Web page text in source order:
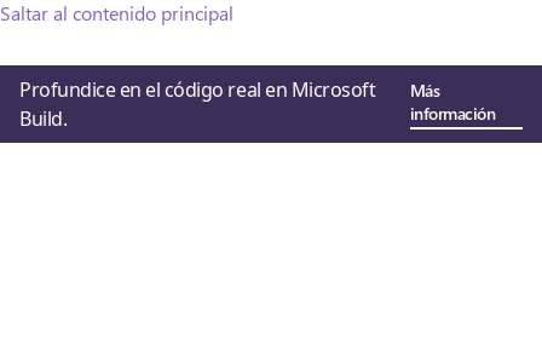
Saltar al contenido principal
Profundice en el código real en Microsoft
Build.
Más
información